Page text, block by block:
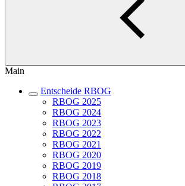
Main
Entscheide RBOG
RBOG 2025
RBOG 2024
RBOG 2023
RBOG 2022
RBOG 2021
RBOG 2020
RBOG 2019
RBOG 2018